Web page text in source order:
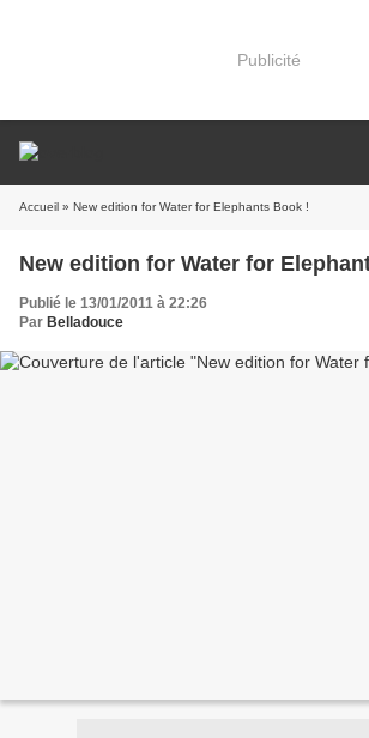
Publicité
Accueil » New edition for Water for Elephants Book !
New edition for Water for
Publié le 13/01/2011 à 22:26
Par Belladouce